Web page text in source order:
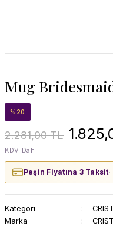
Mug
%20
2.281,00 TL
KDV Dahil
Peşin Fiyatına 3 Taksit
Kategori
Marka